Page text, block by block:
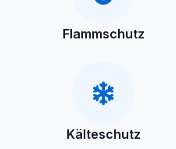
Flammschutz
Kälteschutz